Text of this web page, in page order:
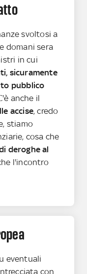
svoltosi a
domani sera
in cui
sicuramente
pubblico
anche il
accise, credo
stiamo
cosa che
deroghe al
l'incontro
eventuali
con